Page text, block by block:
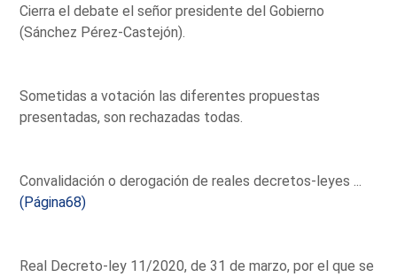
Cierra el debate el señor presidente del Gobierno
(Sánchez Pérez-Castejón).
Sometidas a votación las diferentes propuestas
presentadas, son rechazadas todas.
Convalidación o derogación de reales decretos-leyes ...
(Página68)
Real Decreto-ley 11/2020, de 31 de marzo, por el que se